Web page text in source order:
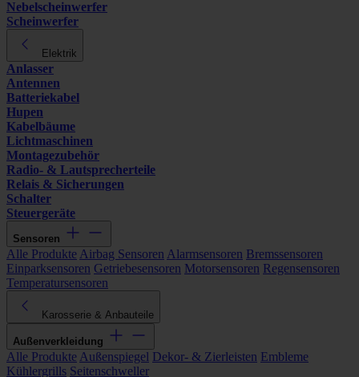
Nebelscheinwerfer
Scheinwerfer
Elektrik
Anlasser
Antennen
Batteriekabel
Hupen
Kabelbäume
Lichtmaschinen
Montagezubehör
Radio- & Lautsprecherteile
Relais & Sicherungen
Schalter
Steuergeräte
Sensoren
Alle Produkte Airbag Sensoren Alarmsensoren Bremssensoren
Einparksensoren Getriebesensoren Motorsensoren Regensensoren
Temperatursensoren
Karosserie & Anbauteile
Außenverkleidung
Alle Produkte Außenspiegel Dekor- & Zierleisten Embleme
Kühlergrills Seitenschweller